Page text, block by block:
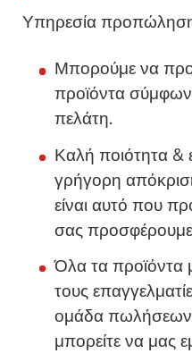
Υπηρεσία
Μπορούμε να
προϊόντα
πελάτη.
Καλή ποιότητα &
γρήγορη
είναι αυτό που
σας προσφέρουμε
Όλα τα προϊόντα
τους
ομάδα
μπορείτε να μας